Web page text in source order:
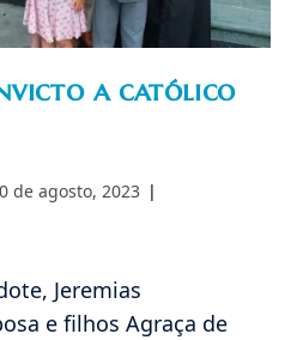
a católico
de agosto, 2023
Jeremias
e filhos Agraça de